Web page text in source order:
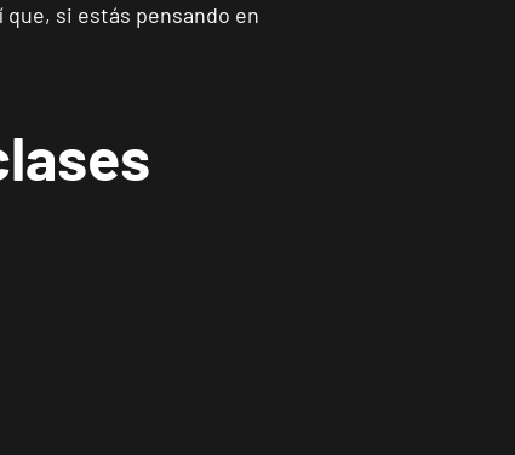
si estás pensando en